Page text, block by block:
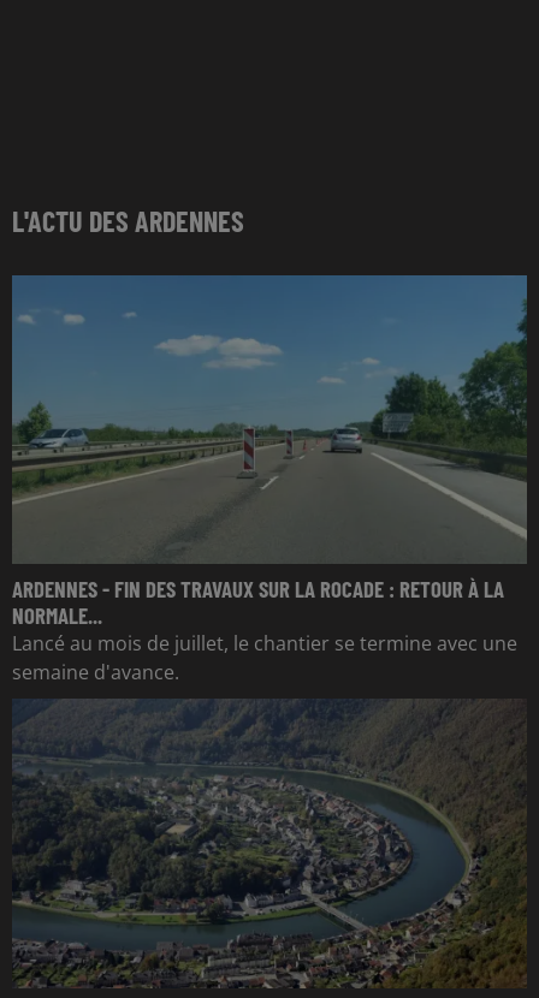
L'ACTU DES ARDENNES
ARDENNES - FIN DES TRAVAUX SUR LA ROCADE : RETOUR À LA
NORMALE...
Lancé au mois de juillet, le chantier se termine avec une
semaine d'avance.